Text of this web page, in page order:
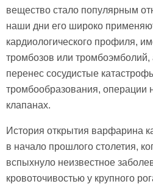
вещество стало популярным
наши дни его широко
кардиологического профиля,
тромбозов или тромбоэмболий,
перенес сосудистые
тромбообразования, операции
клапанах.
История открытия варфарина
в начало прошлого столетия,
вспыхнуло неизвестное
кровоточивостью у крупного